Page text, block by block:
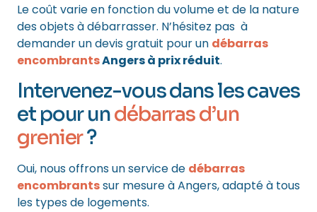
Le coût varie en fonction du volume et de la nature
des objets à débarrasser. N’hésitez pas à
demander un devis gratuit pour un débarras
encombrantsAngers à prix réduit.
Intervenez-vous dans les caves
et pour undébarras d’un
grenier?
Oui, nous offrons un service de débarras
encombrantssur mesure à Angers, adapté à tous
les types de logements.